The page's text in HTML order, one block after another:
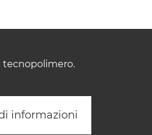
tecnopolimero.
informazioni